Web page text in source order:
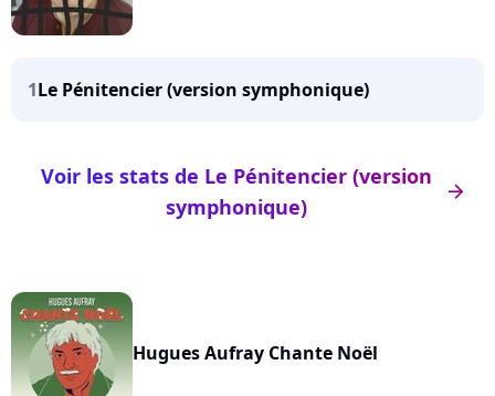
1Le Pénitencier (version symphonique)
arrow_right
Voir les stats de Le Pénitencier (version
symphonique)
Hugues Aufray Chante Noël